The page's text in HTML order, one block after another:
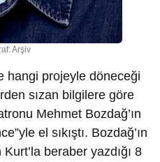
Arşiv
hangi projeyle döneceği
sızan bilgilere göre
Mehmet Bozdağ’ın
el sıkıştı. Bozdağ’ın
beraber yazdığı 8